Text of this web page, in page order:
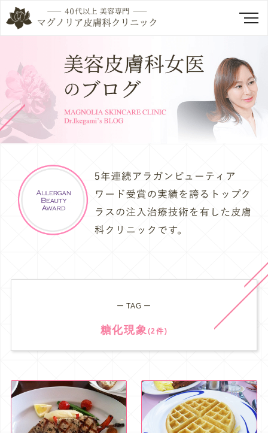
ー TAG ー
糖化現象(2件)